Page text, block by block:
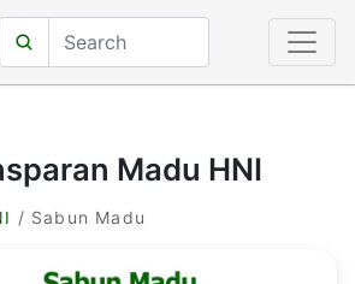
Madu HNI
/ Sabun Madu